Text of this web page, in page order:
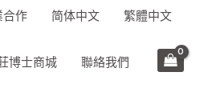
合作 简体中文 繁體中文
博士商城 聯絡我們